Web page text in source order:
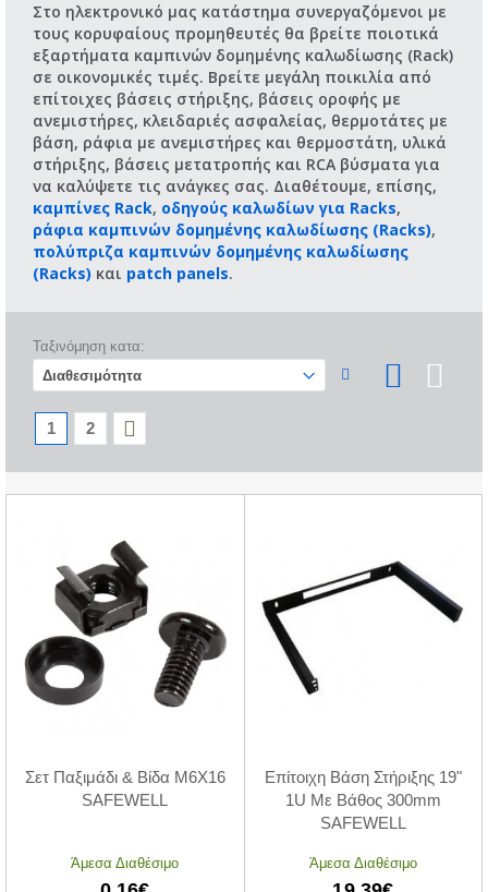
Στο ηλεκτρονικό μας κατάστημα συνεργαζόμενοι με
τους κορυφαίους προμηθευτές θα βρείτε ποιοτικά
εξαρτήματα καμπινών δομημένης καλωδίωσης (Rack)
σε οικονομικές τιμές. Βρείτε μεγάλη ποικιλία από
επίτοιχες βάσεις στήριξης, βάσεις οροφής με
ανεμιστήρες, κλειδαριές ασφαλείας, θερμοτάτες με
βάση, ράφια με ανεμιστήρες και θερμοστάτη, υλικά
στήριξης, βάσεις μετατροπής και RCA βύσματα για
να καλύψετε τις ανάγκες σας. Διαθέτουμε, επίσης,
καμπίνες Rack, οδηγούς καλωδίων για Racks,
ράφια καμπινών δομημένης καλωδίωσης (Racks),
πολύπριζα καμπινών δομημένης καλωδίωσης
(Racks) και patch panels.
Ταξινόμηση κατα:
1 2
Σετ Παξιμάδι & Βίδα M6X16
SAFEWELL
Άμεσα Διαθέσιμο
Επίτοιχη Βάση Στήριξης 19"
1U Με Βάθος 300mm
SAFEWELL
Άμεσα Διαθέσιμο